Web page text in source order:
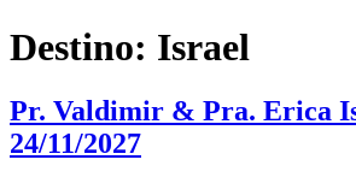
Destino: Israel
Pr. Valdimir & Pra. Erica
24/11/2027